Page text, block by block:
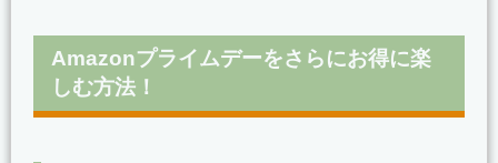
Amazonプライムデーをさらにお得に楽
しむ方法！